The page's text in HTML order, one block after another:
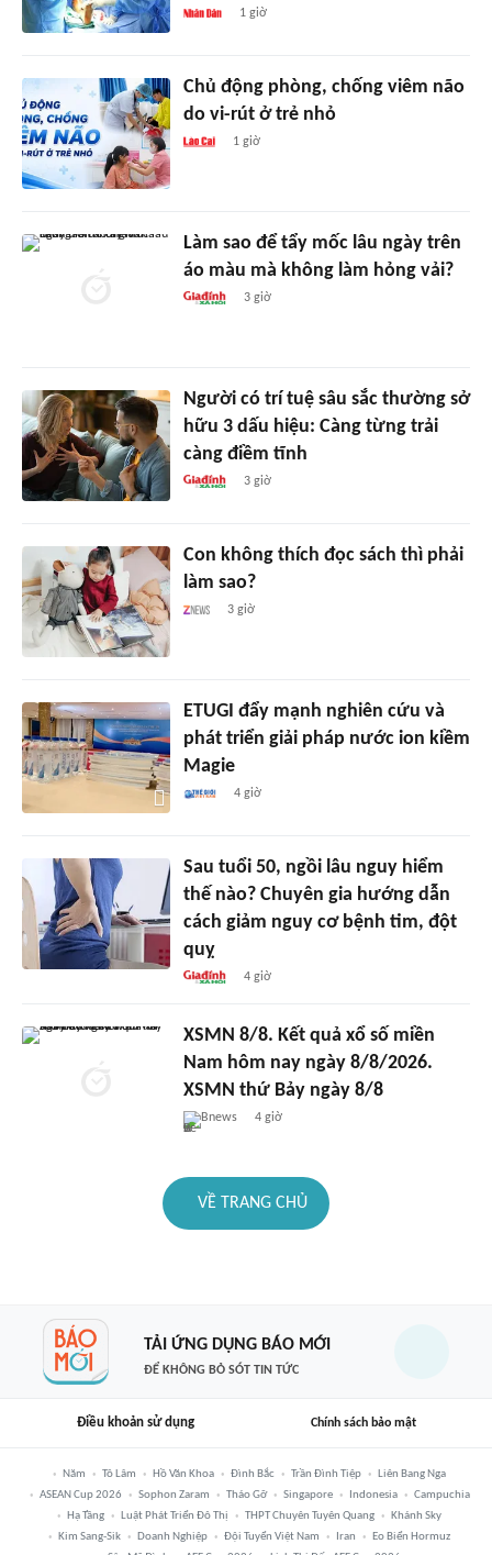
1 giờ
Chủ động phòng, chống viêm não
do vi-rút ở trẻ nhỏ
1 giờ
Làm sao để tẩy mốc lâu ngày trên
áo màu mà không làm hỏng vải?
3 giờ
Người có trí tuệ sâu sắc thường sở
hữu 3 dấu hiệu: Càng từng trải
càng điềm tĩnh
3 giờ
Con không thích đọc sách thì phải
làm sao?
3 giờ
ETUGI đẩy mạnh nghiên cứu và
phát triển giải pháp nước ion kiềm
Magie
4 giờ
Sau tuổi 50, ngồi lâu nguy hiểm
thế nào? Chuyên gia hướng dẫn
cách giảm nguy cơ bệnh tim, đột
quỵ
4 giờ
XSMN 8/8. Kết quả xổ số miền
Nam hôm nay ngày 8/8/2026.
XSMN thứ Bảy ngày 8/8
Bnews 4 giờ
VỀ TRANG CHỦ
TẢI ỨNG DỤNG BÁO MỚI
ĐỂ KHÔNG BỎ SÓT TIN TỨC
Điều khoản sử dụng Chính sách bảo mật
Năm Tô Lâm Hồ Văn Khoa Đình Bắc Trần Đình Tiệp
Liên Bang Nga
ASEAN Cup 2026
Sophon Zaram Tháo Gỡ Singapore Indonesia
Campuchia
Hạ Tầng
Luật Phát Triển Đô Thị THPT Chuyên Tuyên Quang
Khánh Sky
Kim Sang-Sik
Doanh Nghiệp Đội Tuyển Việt Nam Iran
Eo Biển Hormuz